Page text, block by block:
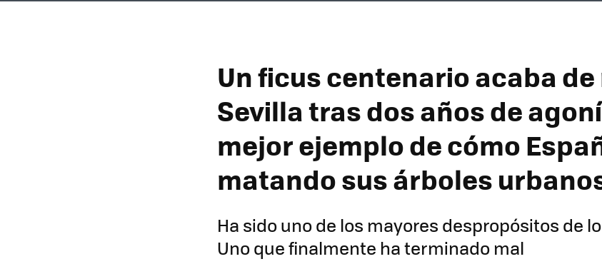
Un ficus centenario acaba
Sevilla tras dos años de
mejor ejemplo de cómo
matando sus árboles
Ha sido uno de los mayores despropósitos de
Uno que finalmente ha terminado mal